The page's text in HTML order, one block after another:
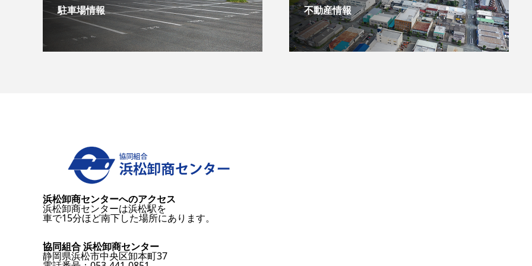
駐車場情報 不動産情報
浜松卸商センターへのアクセス
浜松卸商センターは浜松駅を
車で15分ほど南下した場所にあります。
協同組合 浜松卸商センター
静岡県浜松市中央区卸本町37